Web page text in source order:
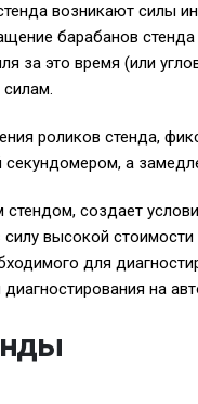
возникают силы
барабанов
за это время (или
роликов стенда,
а
создает
высокой стоимости
для
на